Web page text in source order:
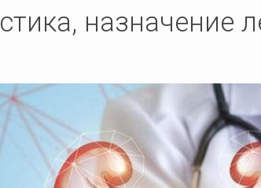
назначение